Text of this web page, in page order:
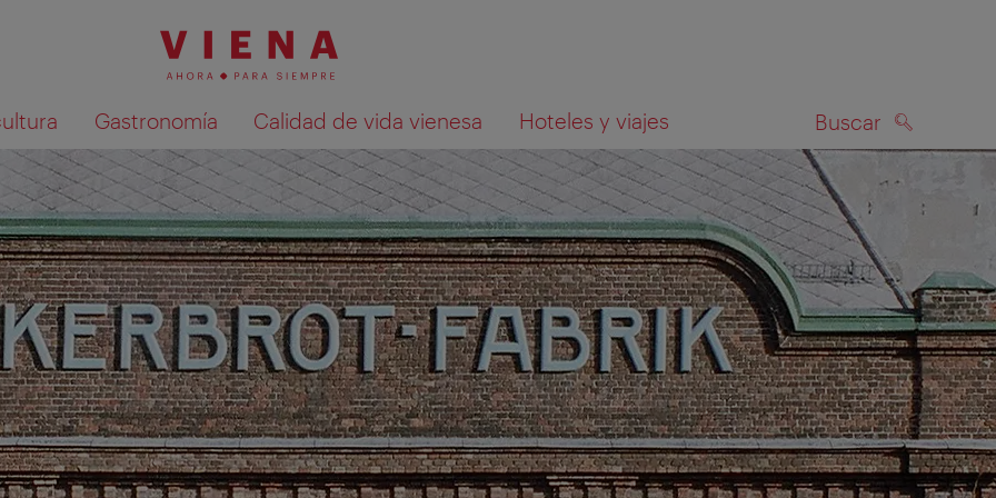
Gastronomía Calidad de vida vienesa Hoteles y viajes Buscar
Mostrar resultados de la búsqueda en el mapa BUSCAR